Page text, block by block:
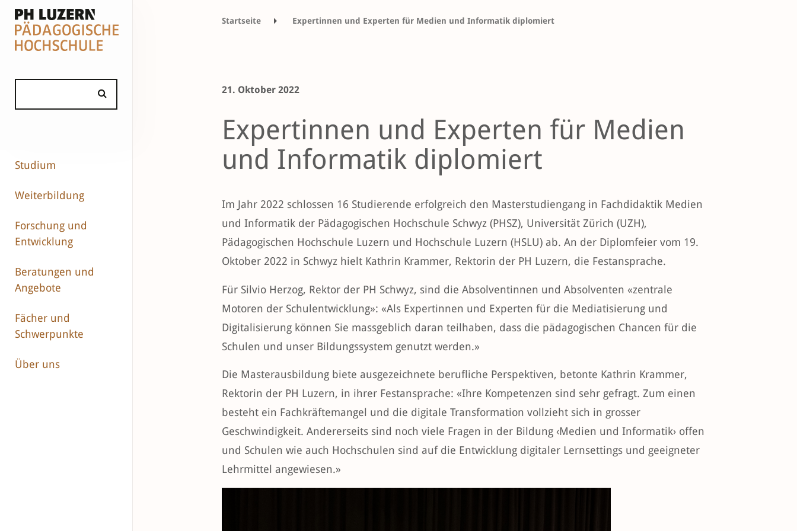
Studium
Weiterbildung
Forschung und
Entwicklung
Beratungen und
Angebote
Fächer und
Schwerpunkte
Über uns
Startseite Expertinnen und Experten für Medien und Informatik diplomiert
21. Oktober 2022
Expertinnen und Experten für Medien
und Informatik diplomiert
Im Jahr 2022 schlossen 16 Studierende erfolgreich den Masterstudiengang in Fachdidaktik Medien
und Informatik der Pädagogischen Hochschule Schwyz (PHSZ), Universität Zürich (UZH),
Pädagogischen Hochschule Luzern und Hochschule Luzern (HSLU) ab. An der Diplomfeier vom 19.
Oktober 2022 in Schwyz hielt Kathrin Krammer, Rektorin der PH Luzern, die Festansprache.
Für Silvio Herzog, Rektor der PH Schwyz, sind die Absolventinnen und Absolventen «zentrale
Motoren der Schulentwicklung»: «Als Expertinnen und Experten für die Mediatisierung und
Digitalisierung können Sie massgeblich daran teilhaben, dass die pädagogischen Chancen für die
Schulen und unser Bildungssystem genutzt werden.»
Die Masterausbildung biete ausgezeichnete berufliche Perspektiven, betonte Kathrin Krammer,
Rektorin der PH Luzern, in ihrer Festansprache: «Ihre Kompetenzen sind sehr gefragt. Zum einen
besteht ein Fachkräftemangel und die digitale Transformation vollzieht sich in grosser
Geschwindigkeit. Andererseits sind noch viele Fragen in der Bildung ‹Medien und Informatik› offen
und Schulen wie auch Hochschulen sind auf die Entwicklung digitaler Lernsettings und geeigneter
Lehrmittel angewiesen.»